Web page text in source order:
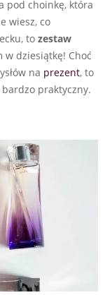
pod choinkę, która
wiesz, co
to zestaw
w dziesiątkę! Choć
na prezent, to
praktyczny.